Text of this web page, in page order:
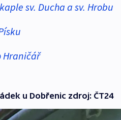
sv. Ducha a sv. Hrobu
Hraničář
u Dobřenic zdroj: ČT24